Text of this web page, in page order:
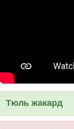
Тюль жакард